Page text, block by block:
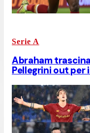
Serie A
Abraham
Pellegrini out